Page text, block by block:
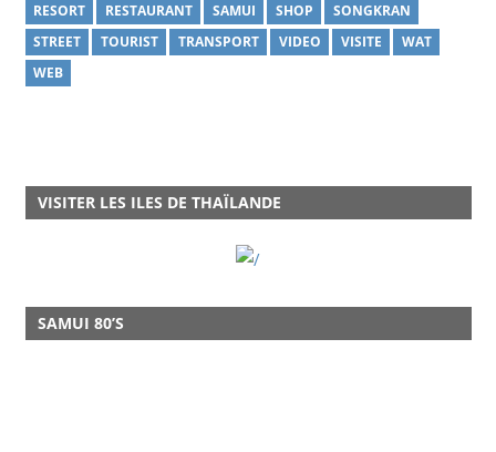
RESORT
RESTAURANT SAMUI SHOP
SONGKRAN
STREET
TOURIST TRANSPORT VIDEO VISITE
WAT
WEB
VISITER LES ILES DE THAÏLANDE
SAMUI 80’S